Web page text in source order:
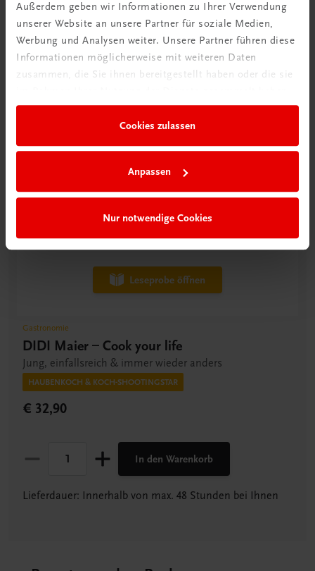
Außerdem geben wir Informationen zu Ihrer Verwendung
unserer Website an unsere Partner für soziale Medien,
Werbung und Analysen weiter. Unsere Partner führen diese
Informationen möglicherweise mit weiteren Daten
zusammen, die Sie ihnen bereitgestellt haben oder die sie
Cookies zulassen
Anpassen
Nur notwendige Cookies
Leseprobe öffnen
Gastronomie
DIDI Maier – Cook your life
Jung, einfallsreich & immer wieder anders
HAUBENKOCH & KOCH-SHOOTINGSTAR
€ 32,90
In den Warenkorb
Lieferdauer: Innerhalb von max. 48 Stunden bei Ihnen